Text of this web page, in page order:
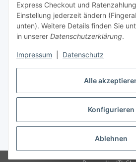
Alle
Konfigurieren
Ablehnen
Express Checkout und
Einstellung jederzeit ändern
unten). Weitere Details finden Sie
in unserer Datenschutzerklärung.
Impressum Datenschutz
Informationen
Gesetzliche Informationen
Vertrag
* Alle Preise inkl. gesetzlicher USt., zzgl.